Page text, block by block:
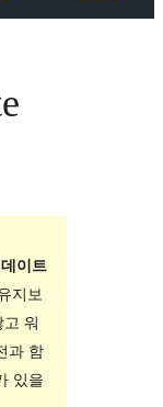
이트
지보
워
과 함
있을